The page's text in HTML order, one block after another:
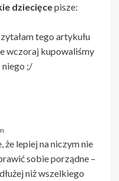
dziecięcepisze:
tego artykułu
wczoraj kupowaliśmy
niego ;/
że lepiej na niczym nie
sobie porządne –
niż wszelkiego